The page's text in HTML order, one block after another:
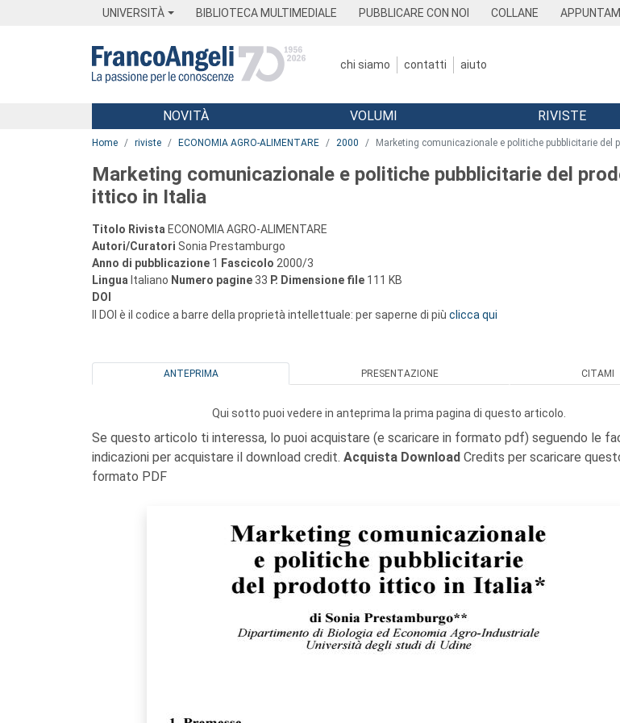
UNIVERSITÀ BIBLIOTECA MULTIMEDIALE PUBBLICARE CON NOI COLLANE
chi siamo contatti aiuto
Menu
NOVITÀ VOLUMI RIVISTE
Home riviste ECONOMIA AGRO-ALIMENTARE 2000 Marketing comunicazionale e politiche pubblicitarie del
Marketing comunicazionale e politiche pubblicitarie del
ittico in Italia
Titolo Rivista ECONOMIA AGRO-ALIMENTARE
Autori/Curatori Sonia Prestamburgo
Anno di pubblicazione 1 Fascicolo 2000/3
Lingua Italiano Numero pagine 33 P. Dimensione file 111 KB
DOI
Il DOI è il codice a barre della proprietà intellettuale: per saperne di più clicca qui
ANTEPRIMA PRESENTAZIONE CITAMI
Qui sotto puoi vedere in anteprima la prima pagina di questo articolo.
Se questo articolo ti interessa, lo puoi acquistare (e scaricare in formato pdf) seguendo le
indicazioni per acquistare il download credit. Acquista Download Credits per scaricare
formato PDF